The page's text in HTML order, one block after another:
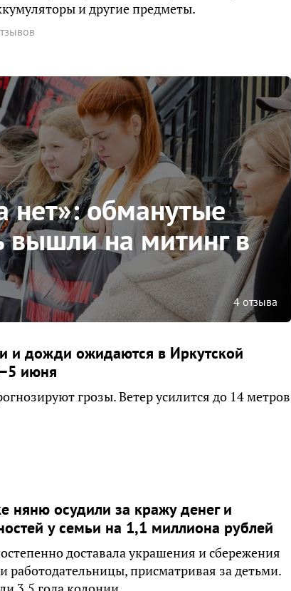
и другие предметы.
нет»: обманутые
на митинг в
4 отзыва
и дожди ожидаются в Иркутской
июня
грозы. Ветер усилится до 14 метров
няню осудили за кражу денег и
у семьи на 1,1 миллиона рублей
доставала украшения и сбережения
работодательницы, присматривая за детьми.